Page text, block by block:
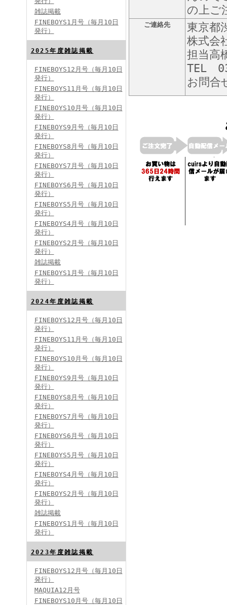
FINEBOYS2024年8月号
FINEBOYS2024年7月号
FINEBOYS2024年6月号
FINEBOYS2024年5月号
FINEBOYS2024年4月号
FINEBOYS2024年2月号
雑誌掲載
FINEBOYS1月号（毎月10日
発行）
2025年度雑誌掲載
FINEBOYS12月号（毎月10日
発行）
FINEBOYS11月号（毎月10日
発行）
FINEBOYS10月号（毎月10日
発行）
FINEBOYS9月号（毎月10日
発行）
FINEBOYS8月号（毎月10日
発行）
FINEBOYS7月号（毎月10日
発行）
FINEBOYS6月号（毎月10日
発行）
FINEBOYS5月号（毎月10日
発行）
FINEBOYS4月号（毎月10日
発行）
FINEBOYS2月号（毎月10日
発行）
雑誌掲載
FINEBOYS1月号（毎月10日
発行）
2024年度雑誌掲載
FINEBOYS12月号（毎月10日
発行）
FINEBOYS11月号（毎月10日
発行）
FINEBOYS10月号（毎月10日
発行）
FINEBOYS9月号（毎月10日
発行）
FINEBOYS8月号（毎月10日
発行）
FINEBOYS7月号（毎月10日
発行）
FINEBOYS6月号（毎月10日
発行）
FINEBOYS5月号（毎月10日
発行）
FINEBOYS4月号（毎月10日
発行）
FINEBOYS2月号（毎月10日
発行）
雑誌掲載
FINEBOYS1月号（毎月10日
発行）
2023年度雑誌掲載
FINEBOYS12月号（毎月10日
発行）
MAQUIA12月号
FINEBOYS10月号（毎月10日
の上ご
ご連絡先
東京都
株式会
担当高
TEL
お問合